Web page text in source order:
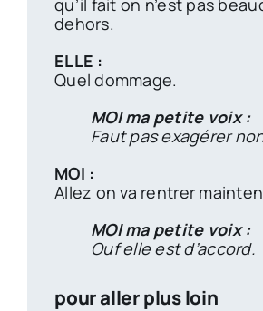
qu’il fait on n’est pas
dehors.
ELLE :
Quel dommage.
MOI ma petite voix :
Faut pas exagérer
MOI :
Allez on va rentrer
MOI ma petite voix :
Ouf elle est d’accord.
pour aller plus loin